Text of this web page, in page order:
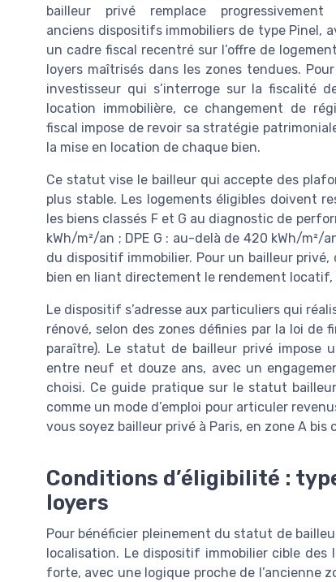
bailleur privé remplace progressivement
anciens dispositifs immobiliers de type Pinel,
un cadre fiscal recentré sur l’offre de
loyers maîtrisés dans les zones tendues.
investisseur qui s’interroge sur la fiscalité
location immobilière, ce changement de
fiscal impose de revoir sa stratégie
la mise en location de chaque bien.
Ce statut vise le bailleur qui accepte des
plus stable. Les logements éligibles doivent
les biens classés F et G au diagnostic de
kWh/m²/an ; DPE G : au-delà de 420 kWh/
du dispositif immobilier. Pour un bailleur
bien en liant directement le rendement
Le dispositif s’adresse aux particuliers qui
rénové, selon des zones définies par la loi de
paraître). Le statut de bailleur privé impose
entre neuf et douze ans, avec un
choisi. Ce guide pratique sur le statut
comme un mode d’emploi pour articuler
vous soyez bailleur privé à Paris, en zone A
Conditions d’éligibilité :
loyers
Pour bénéficier pleinement du statut de
localisation. Le dispositif immobilier cible
forte, avec une logique proche de l’ancienne